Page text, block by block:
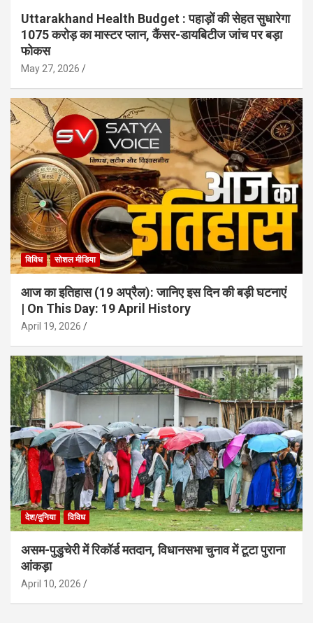
Uttarakhand Health Budget : पहाड़ों की सेहत सुधारेगा
1075 करोड़ का मास्टर प्लान, कैंसर-डायबिटीज जांच पर बड़ा
फोकस
May 27, 2026
विविध सोशल मीडिया
आज का इतिहास (19 अप्रैल): जानिए इस दिन की बड़ी घटनाएं
| On This Day: 19 April History
April 19, 2026
देश/दुनिया विविध
असम-पुडुचेरी में रिकॉर्ड मतदान, विधानसभा चुनाव में टूटा पुराना
आंकड़ा
April 10, 2026